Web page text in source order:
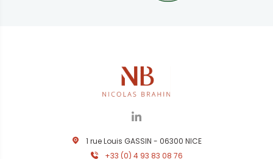
1 rue Louis GASSIN - 06300 NICE
+33 (0) 4 93 83 08 76